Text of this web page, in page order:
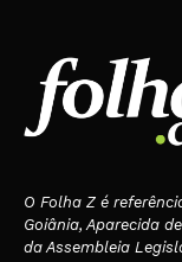
O Folha Z é
Goiânia, Aparecida
da Assembleia